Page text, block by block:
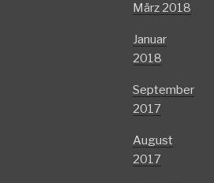
März 2018
Januar
2018
September
2017
August
2017